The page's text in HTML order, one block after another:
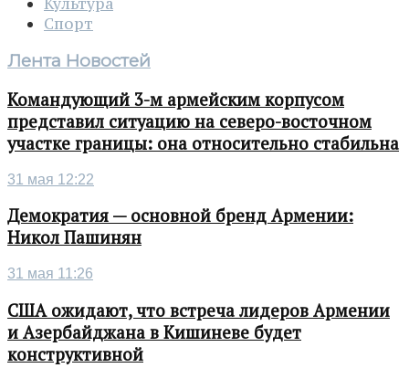
Спорт
Лента Новостей
Командующий 3-м армейским корпусом
представил ситуацию на северо-восточном
участке границы: она относительно стабильна
31 мая 12:22
Демократия — основной бренд Армении:
Никол Пашинян
31 мая 11:26
США ожидают, что встреча лидеров Армении
и Азербайджана в Кишиневе будет
конструктивной